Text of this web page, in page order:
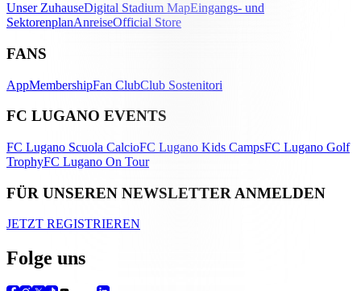
Unser ZuhauseDigital Stadium MapEingangs- und
SektorenplanAnreiseOfficial Store
FANS
AppMembershipFan ClubClub Sostenitori
FC LUGANO EVENTS
FC Lugano Scuola CalcioFC Lugano Kids CampsFC Lugano Golf
TrophyFC Lugano On Tour
FÜR UNSEREN NEWSLETTER ANMELDEN
JETZT REGISTRIEREN
Folge uns